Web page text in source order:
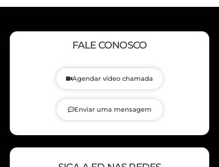
FALE CONOSCO
Agendar vídeo chamada
Enviar uma mensagem